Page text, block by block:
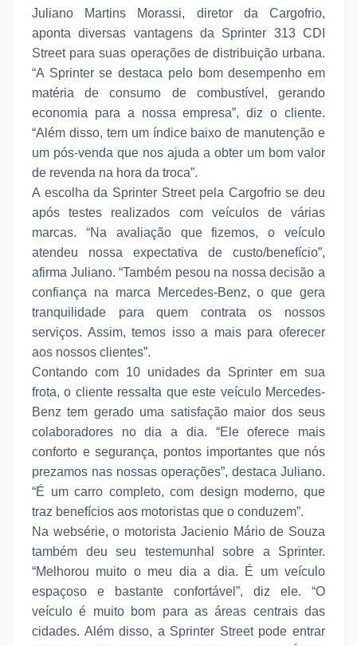
Juliano Martins Morassi, diretor da Cargofrio,
aponta diversas vantagens da Sprinter 313 CDI
Street para suas operações de distribuição urbana.
“A Sprinter se destaca pelo bom desempenho em
matéria de consumo de combustível, gerando
economia para a nossa empresa”, diz o cliente.
“Além disso, tem um índice baixo de manutenção e
um pós-venda que nos ajuda a obter um bom valor
de revenda na hora da troca”.
A escolha da Sprinter Street pela Cargofrio se deu
após testes realizados com veículos de várias
marcas. “Na avaliação que fizemos, o veículo
atendeu nossa expectativa de custo/benefício”,
afirma Juliano. “Também pesou na nossa decisão a
confiança na marca Mercedes-Benz, o que gera
tranquilidade para quem contrata os nossos
serviços. Assim, temos isso a mais para oferecer
aos nossos clientes”.
Contando com 10 unidades da Sprinter em sua
frota, o cliente ressalta que este veículo Mercedes-
Benz tem gerado uma satisfação maior dos seus
colaboradores no dia a dia. “Ele oferece mais
conforto e segurança, pontos importantes que nós
prezamos nas nossas operações”, destaca Juliano.
“É um carro completo, com design moderno, que
traz benefícios aos motoristas que o conduzem”.
Na websérie, o motorista Jacienio Mário de Souza
também deu seu testemunhal sobre a Sprinter.
“Melhorou muito o meu dia a dia. É um veículo
espaçoso e bastante confortável”, diz ele. “O
veículo é muito bom para as áreas centrais das
cidades. Além disso, a Sprinter Street pode entrar